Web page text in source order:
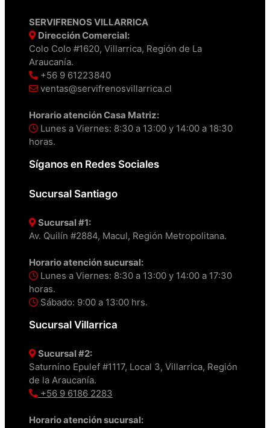
SERVIFRENOS VILLARRICA
Dirección Comercial:
Colo Colo #1620, Villarrica, Región de La
Araucanía.
+56 9 61223840
ventas@servifrenosvillarrica.cl
Horario atención Casa Matriz:
Lunes a Viernes: 8:30 a 13:00 y 14:00 a 18:30
horas.
Síganos en Redes Sociales
Sucursal Santiago
Sucursal #1:
Av. Quilín #2884, Macul, Región Metropolitana.
Horario atención sucursal:
Lunes a Viernes: 8:30 a 13:00 y 14:00 a 17:30
horas.
Sábado: 9:00 a 13:00 hrs.
Sucursal Villarrica
Sucursal #2:
Saturnino Epulef #1117, Local 3, Villarrica, Región
de la Araucanía.
+56 9 6186 2283
Horario atención sucursal: